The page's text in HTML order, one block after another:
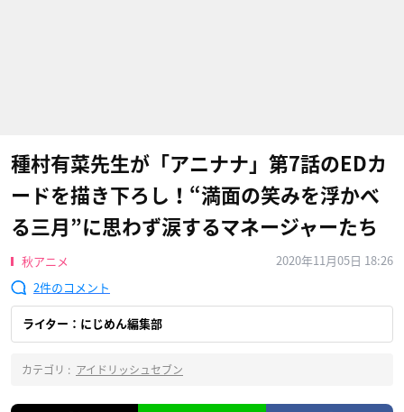
種村有菜先生が「アニナナ」第7話のEDカ
ードを描き下ろし！“満面の笑みを浮かべ
る三月”に思わず涙するマネージャーたち
秋アニメ
2020年11月05日 18:26
2
ライター：にじめん編集部
カテゴリ : アイドリッシュセブン